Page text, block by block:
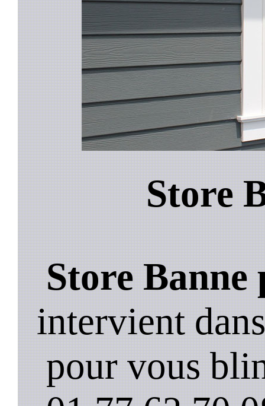
Store
Store Banne
intervient
pour vous